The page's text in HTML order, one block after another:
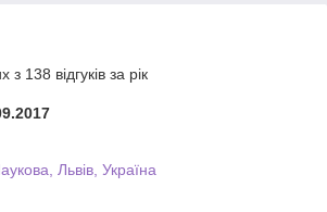
138 відгуків за рік
Львів, Україна